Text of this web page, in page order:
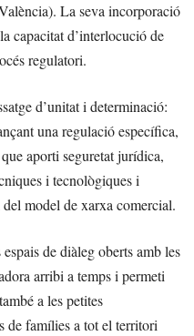
La seva incorporació
capacitat d’interlocució de
regulatori.
d’unitat i determinació:
una regulació específica,
aporti seguretat jurídica,
i tecnològiques i
model de xarxa comercial.
de diàleg oberts amb les
arribi a temps i permeti
a les petites
de famílies a tot el territori